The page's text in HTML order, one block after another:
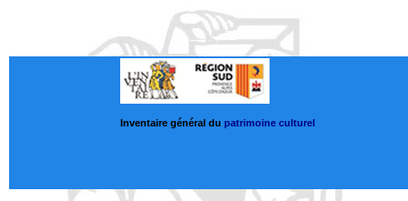
Inventaire général du patrimoine culturel